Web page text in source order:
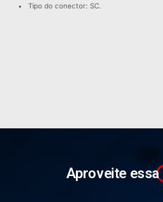
Tipo do conector: SC.
Aproveite essa